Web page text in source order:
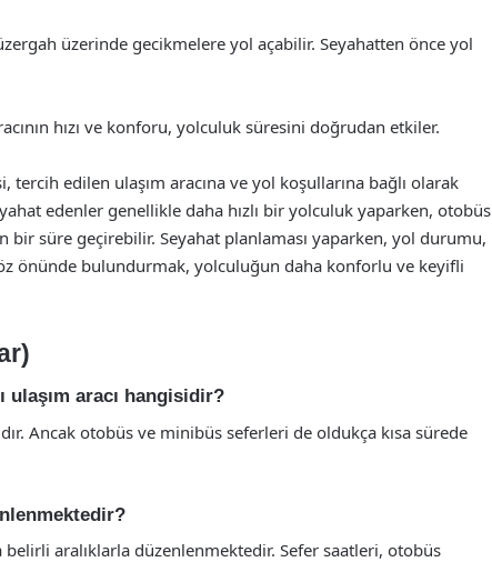
üzerinde gecikmelere yol açabilir. Seyahatten önce yol
hızı ve konforu, yolculuk süresini doğrudan etkiler.
tercih edilen ulaşım aracına ve yol koşullarına bağlı olarak
edenler genellikle daha hızlı bir yolculuk yaparken, otobüs
bir süre geçirebilir. Seyahat planlaması yaparken, yol durumu,
önünde bulundurmak, yolculuğun daha konforlu ve keyifli
ulaşım aracı hangisidir?
Ancak otobüs ve minibüs seferleri de oldukça kısa sürede
aralıklarla düzenlenmektedir. Sefer saatleri, otobüs